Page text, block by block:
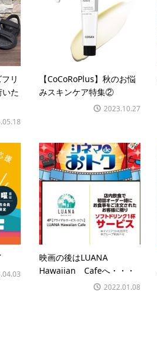
リ
た
【CoCoRoPlus】秋のお悩
みスキンケア特集②
2023.10.27
映画の後はLUANA
Hawaiian Cafeへ・・・
2022.01.08